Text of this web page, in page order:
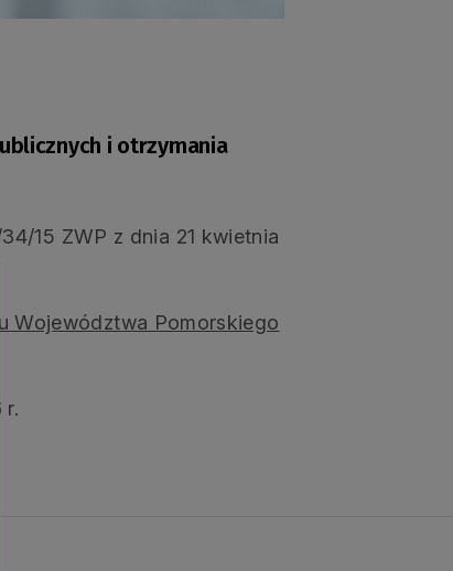
i otrzymania
15 ZWP z dnia 21 kwietnia
Województwa Pomorskiego
r.